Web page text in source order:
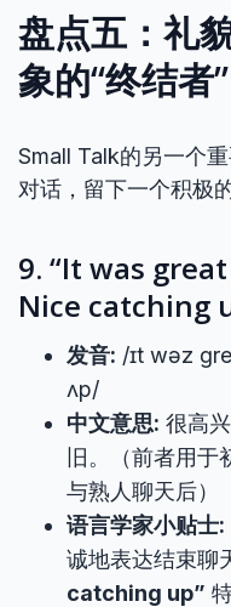
盘点五：礼
象的“终结者”
Small Talk的另一个
对话，留下一个积极
9. “It was
Nice catching
发音: /ɪt wəz
ʌp/
中文意思: 很高
旧。（前者用
与熟人聊天后）
语言学家小贴士:
诚地表达结束聊
catching up”